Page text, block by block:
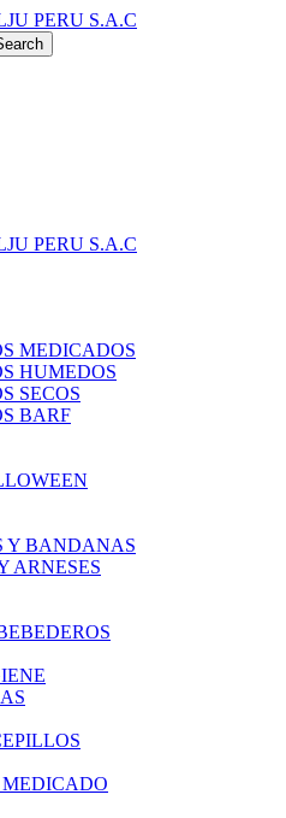
MEDICADOS
HUMEDOS
SECOS
BARF
Y BANDANAS
ARNESES